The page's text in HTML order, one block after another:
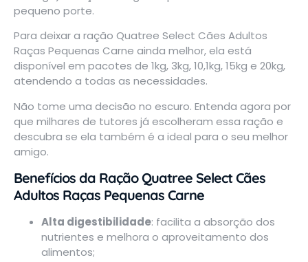
pequeno porte.
Para deixar a ração Quatree Select Cães Adultos
Raças Pequenas Carne ainda melhor, ela está
disponível em pacotes de 1kg, 3kg, 10,1kg, 15kg e 20kg,
atendendo a todas as necessidades.
Não tome uma decisão no escuro. Entenda agora por
que milhares de tutores já escolheram essa ração e
descubra se ela também é a ideal para o seu melhor
amigo.
Benefícios da Ração Quatree Select Cães
Adultos Raças Pequenas Carne
Alta digestibilidade: facilita a absorção dos
nutrientes e melhora o aproveitamento dos
alimentos;